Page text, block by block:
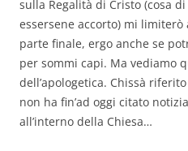
sulla Regalità di Cristo (cosa
essersene accorto) mi limiterò
parte finale, ergo anche se
per sommi capi. Ma vediamo
dell’apologetica. Chissà
non ha fin’ad oggi citato
all’interno della Chiesa…